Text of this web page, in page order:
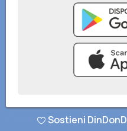
© DinDonDan App 2026–
Sostieni